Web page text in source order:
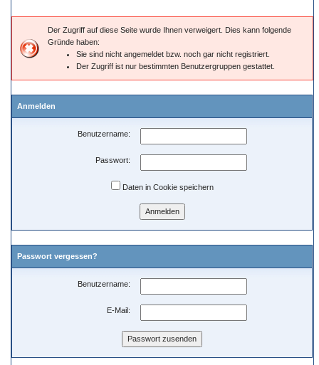
Der Zugriff auf diese Seite wurde Ihnen verweigert. Dies kann folgende
Gründe haben:
Sie sind nicht angemeldet bzw. noch gar nicht registriert.
Der Zugriff ist nur bestimmten Benutzergruppen gestattet.
Anmelden
Benutzername:
Passwort:
Daten in Cookie speichern
Passwort vergessen?
Benutzername:
E-Mail: